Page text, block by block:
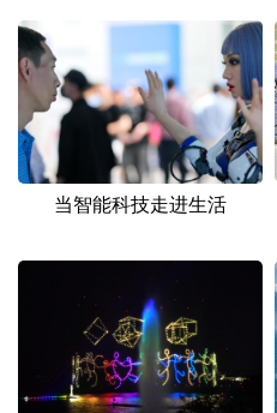
山东 河南
广西
四川 贵州
多语种频道
当智能科技走进生活